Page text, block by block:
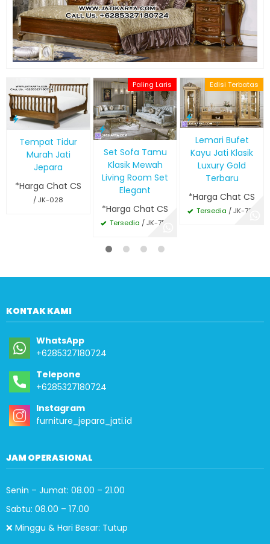
Tempat Tidur
Murah Jati
Jepara
*Harga Chat CS
/ JK-028
Paling Laris
Set Sofa Tamu
Klasik Mewah
Living Room Set
Elegant
*Harga Chat CS
Tersedia / JK-754
Edisi Terbatas
Lemari Bufet
Kayu Jati Klasik
Luxury Gold
Terbaru
*Harga Chat CS
Tersedia / JK-735
KONTAK KAMI
WhatsApp
+6285327180724
Telepone
+6285327180724
Instagram
furniture_jepara_jati.id
JAM OPERASIONAL
Senin – Jumat: 08.00 – 21.00
Sabtu: 08.00 – 17.00
❌ Minggu & Hari Besar: Tutup